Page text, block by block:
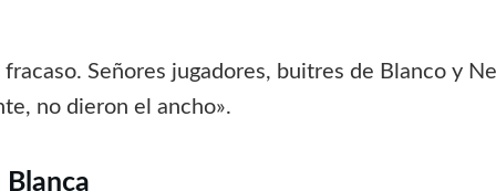
Señores jugadores, buitres de Blanco y
no dieron el ancho».
Blanca